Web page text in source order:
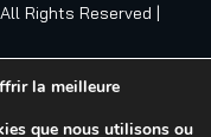
Rights Reserved |
la meilleure
que nous utilisons ou